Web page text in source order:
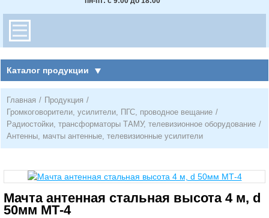
Каталог продукции
Главная / Продукция /
Громкоговорители, усилители, ПГС, проводное вещание /
Радиостойки, трансформаторы ТАМУ, телевизионное оборудование /
Антенны, мачты антенные, телевизионные усилители
Мачта антенная стальная высота 4 м, d
50мм МТ-4